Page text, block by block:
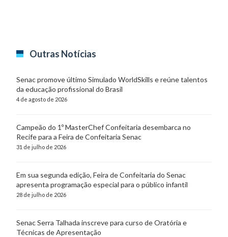
Outras Notícias
Senac promove último Simulado WorldSkills e reúne talentos
da educação profissional do Brasil
4 de agosto de 2026
Campeão do 1º MasterChef Confeitaria desembarca no
Recife para a Feira de Confeitaria Senac
31 de julho de 2026
Em sua segunda edição, Feira de Confeitaria do Senac
apresenta programação especial para o público infantil
28 de julho de 2026
Senac Serra Talhada inscreve para curso de Oratória e
Técnicas de Apresentação